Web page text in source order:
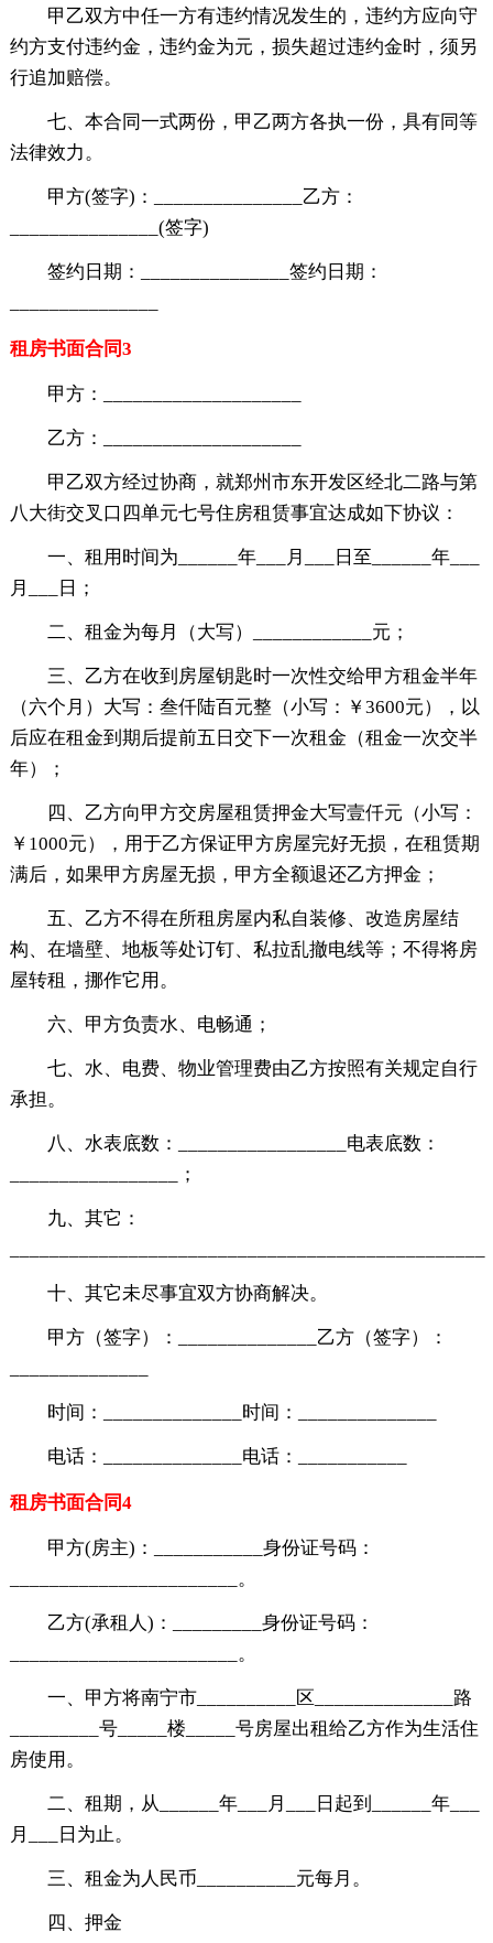
甲乙双方中任一方有违约情况发生的，违约方应向守
约方支付违约金，违约金为元，损失超过违约金时，须另
行追加赔偿。
七、本合同一式两份，甲乙两方各执一份，具有同等
法律效力。
甲方(签字)：_______________乙方：
_______________(签字)
签约日期：_______________签约日期：
租房书面合同3
甲方：____________________
乙方：____________________
甲乙双方经过协商，就郑州市东开发区经北二路与第
八大街交叉口四单元七号住房租赁事宜达成如下协议：
一、租用时间为______年___月___日至______年___
月___日；
二、租金为每月（大写）____________元；
三、乙方在收到房屋钥匙时一次性交给甲方租金半年
（六个月）大写：叁仟陆百元整（小写：￥3600元），以
后应在租金到期后提前五日交下一次租金（租金一次交半
年）；
四、乙方向甲方交房屋租赁押金大写壹仟元（小写：
￥1000元），用于乙方保证甲方房屋完好无损，在租赁期
满后，如果甲方房屋无损，甲方全额退还乙方押金；
五、乙方不得在所租房屋内私自装修、改造房屋结
构、在墙壁、地板等处订钉、私拉乱撤电线等；不得将房
屋转租，挪作它用。
六、甲方负责水、电畅通；
七、水、电费、物业管理费由乙方按照有关规定自行
承担。
八、水表底数：_________________电表底数：
_________________；
九、其它：
十、其它未尽事宜双方协商解决。
甲方（签字）：______________乙方（签字）：
时间：______________时间：______________
电话：______________电话：___________
租房书面合同4
甲方(房主)：___________身份证号码：
_______________________。
乙方(承租人)：_________身份证号码：
_______________________。
一、甲方将南宁市__________区______________路
_________号_____楼_____号房屋出租给乙方作为生活住
房使用。
二、租期，从______年___月___日起到______年___
月___日为止。
三、租金为人民币__________元每月。
四、押金